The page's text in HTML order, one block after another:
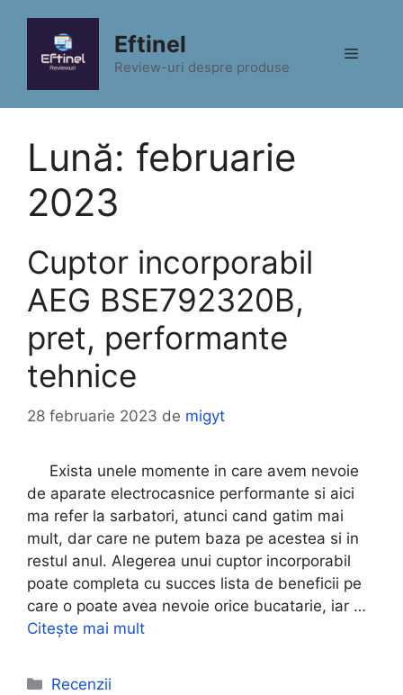
conținut
Eftinel
Review-uri despre produse
Meniu
Lună: februarie
2023
Cuptor incorporabil
AEG BSE792320B,
pret, performante
tehnice
28 februarie 2023 de migyt
Exista unele momente in care avem nevoie
de aparate electrocasnice performante si aici
ma refer la sarbatori, atunci cand gatim mai
mult, dar care ne putem baza pe acestea si in
restul anul. Alegerea unui cuptor incorporabil
poate completa cu succes lista de beneficii pe
care o poate avea nevoie orice bucatarie, iar …
Citește mai mult
Categorii
Recenzii